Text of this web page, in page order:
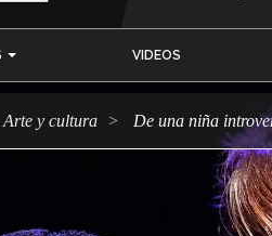
VIDEOS
arte y cultura De una niña